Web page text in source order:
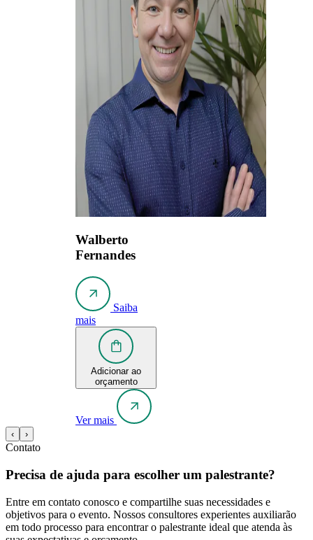
Walberto
Fernandes
Saiba
mais
Adicionar ao
orçamento
Ver mais
‹ ›
Contato
Precisa de ajuda para escolher um palestrante?
Entre em contato conosco e compartilhe suas necessidades e
objetivos para o evento. Nossos consultores experientes auxiliarão
em todo processo para encontrar o palestrante ideal que atenda às